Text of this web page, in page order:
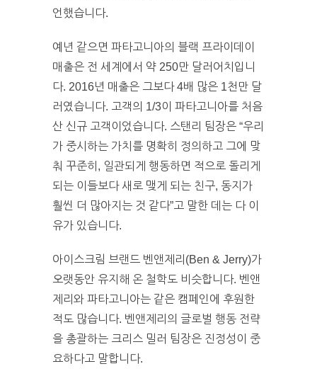
언했습니다.
예년 같으면 파타고니아의 블랙 프라이데이
매출은 전 세계에서 약 250만 달러어치입니
다. 2016년 매출은 그보다 4배 많은 1천만 달
러였습니다. 고객의 1/3이 파타고니아를 처음
산 신규 고객이었습니다. 스탠리 팀장은 “우리
가 중시하는 가치를 명확히 정의하고 그에 맞
춰 꾸준히, 일관되게 행동하면 적으로 돌리게
되는 이들보다 새로 맺게 되는 친구, 동지가
훨씬 더 많아지는 것 같다”고 말한 데는 다 이
유가 있습니다.
아이스크림 브랜드 벤앤제리(Ben & Jerry)가
오랫동안 유지해 온 철학도 비슷합니다. 벤앤
제리와 파타고니아는 같은 캠페인에 후원한
적도 많습니다. 벤앤제리의 글로벌 행동 전략
을 총괄하는 크리스 밀러 팀장은 진정성이 중
요하다고 말합니다.